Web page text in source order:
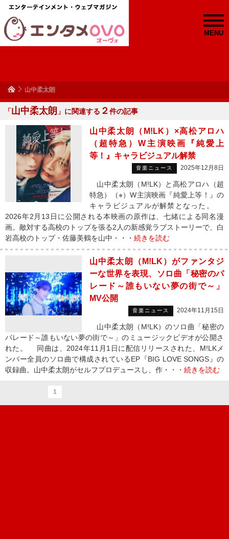
MENU
山中柔太朗
「山中柔太朗 」に関連する ２件の記事
山中柔太朗（M!LK）×高松アロハ
（超特急）W主演映画『純愛上
等！』キャラビジュアル解禁
音楽ニュース 2025年12月8日
山中柔太朗（M!LK）と高松アロハ（超
特急）（※）W主演映画『純愛上等！』の
キャラビジュアルが解禁となった。
2026年2月13日に公開される本映画の原作は、七緒による同名漫
画。敵対する高校のトップを張る2人の新感覚ラブストーリーで、白
岩高校のトップ・佐藤美鶴を山中・・・ 続きを読む
山中柔太朗（M!LK）がファンタジ
ーな世界を表現、ソロ曲「秘密のパ
レード～誰もいない夢の街で～」
MV公開
音楽ニュース 2024年11月15日
山中柔太朗（M!LK）のソロ曲「秘密の
パレード～誰もいない夢の街で～」のミュージックビデオが公開さ
れた。 同曲は、2024年11月1日に配信リリースされた、M!LKメ
ンバー全員のソロ曲で構成されているEP『BIG LOVE SONGS』の
収録曲。山中柔太朗がセルフプロデュースし、作・・・ 続きを読む
1